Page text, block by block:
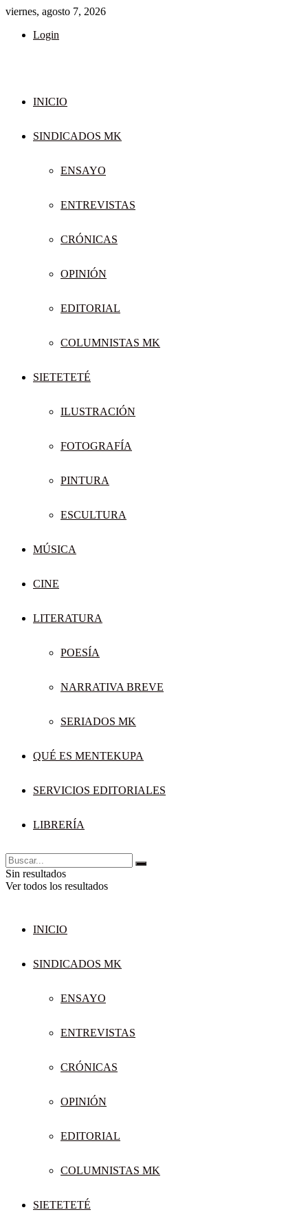
viernes, agosto 7, 2026
Login
INICIO
SINDICADOS MK
ENSAYO
ENTREVISTAS
CRÓNICAS
OPINIÓN
EDITORIAL
COLUMNISTAS MK
SIETETETÉ
ILUSTRACIÓN
FOTOGRAFÍA
PINTURA
ESCULTURA
MÚSICA
CINE
LITERATURA
POESÍA
NARRATIVA BREVE
SERIADOS MK
QUÉ ES MENTEKUPA
SERVICIOS EDITORIALES
LIBRERÍA
Sin resultados
Ver todos los resultados
INICIO
SINDICADOS MK
ENSAYO
ENTREVISTAS
CRÓNICAS
OPINIÓN
EDITORIAL
COLUMNISTAS MK
SIETETETÉ